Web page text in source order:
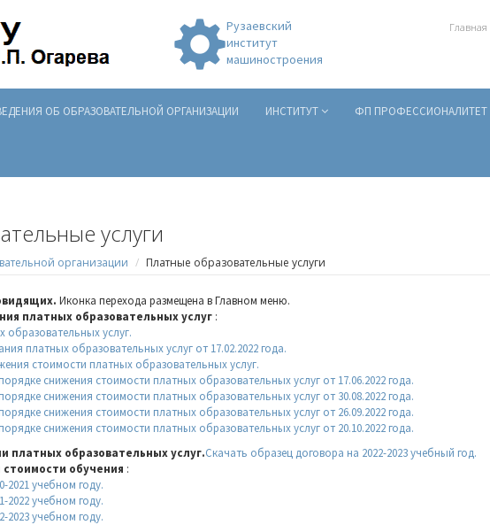
Рузаевский
институт
машиностроения
Главная
ОБ ОБРАЗОВАТЕЛЬНОЙ ОРГАНИЗАЦИИ ИНСТИТУТ ФП ПРОФЕССИОНАЛИТЕТ
услуги
организации Платные образовательные услуги
Иконка перехода размещена в Главном меню.
платных образовательных услуг :
образовательных услуг.
платных образовательных услуг от 17.02.2022 года.
стоимости платных образовательных услуг.
снижения стоимости платных образовательных услуг от 17.06.2022 года.
снижения стоимости платных образовательных услуг от 30.08.2022 года.
снижения стоимости платных образовательных услуг от 26.09.2022 года.
снижения стоимости платных образовательных услуг от 20.10.2022 года.
платных образовательных услуг.Скачать образец договора на 2022-2023 учебный год.
обучения :
2021 учебном году.
2022 учебном году.
2023 учебном году.